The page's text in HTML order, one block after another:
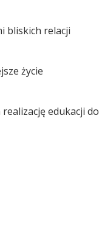
bliskich relacji
życie
edukacji